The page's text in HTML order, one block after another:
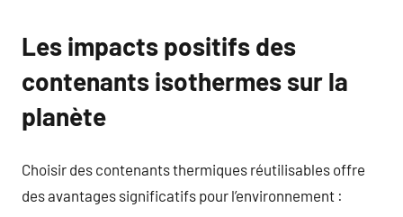
Les impacts positifs des
contenants isothermes sur la
planète
Choisir des contenants thermiques réutilisables offre
des avantages significatifs pour l’environnement :